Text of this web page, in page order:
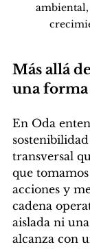
Más allá
una
En Oda
transversal
que
acciones y
cadena
aislada ni
alcanza con